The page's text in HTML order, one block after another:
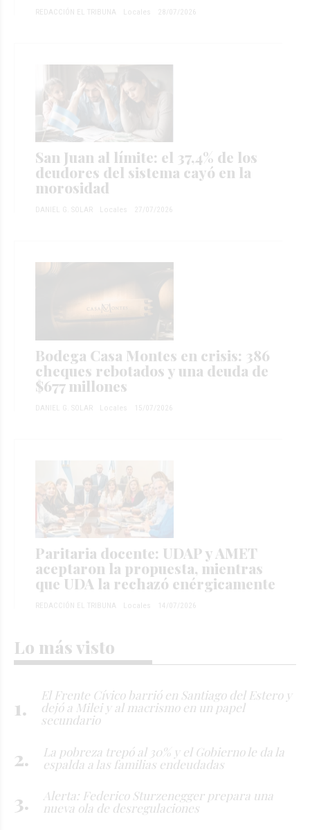
REDACCIÓN EL TRIBUNA Locales 28/07/2026
San Juan al límite: el 37,4% de los
deudores del sistema cayó en la
morosidad
DANIEL G. SOLAR Locales 27/07/2026
Bodega Casa Montes en crisis: 386
cheques rebotados y una deuda de
$677 millones
DANIEL G. SOLAR Locales 15/07/2026
Paritaria docente: UDAP y AMET
aceptaron la propuesta, mientras
que UDA la rechazó enérgicamente
REDACCIÓN EL TRIBUNA Locales 14/07/2026
Lo más visto
El Frente Cívico barrió en Santiago del Estero y
dejó a Milei y al macrismo en un papel
secundario
La pobreza trepó al 30% y el Gobierno le da la
espalda a las familias endeudadas
Alerta: Federico Sturzenegger prepara una
nueva ola de desregulaciones